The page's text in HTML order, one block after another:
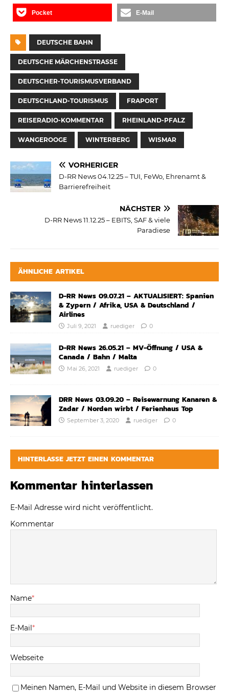
Pocket E-Mail
DEUTSCHE BAHN
DEUTSCHE MÄRCHENSTRASSE
DEUTSCHER-TOURISMUSVERBAND
DEUTSCHLAND-TOURISMUS FRAPORT
REISERADIO-KOMMENTAR RHEINLAND-PFALZ
WANGEROOGE WINTERBERG WISMAR
VORHERIGER
D-RR News 04.12.25 – TUI, FeWo, Ehrenamt &
Barrierefreiheit
NÄCHSTER
D-RR News 11.12.25 – EBITS, SAF & viele
Paradiese
ÄHNLICHE ARTIKEL
D-RR News 09.07.21 – AKTUALISIERT: Spanien
& Zypern / Afrika, USA & Deutschland /
Airlines
Juli 9, 2021 ruediger 0
D-RR News 26.05.21 – MV-Öffnung / USA &
Canada / Bahn / Malta
Mai 26, 2021 ruediger 0
DRR News 03.09.20 – Reisewarnung Kanaren &
Zadar / Norden wirbt / Ferienhaus Top
September 3, 2020 ruediger 0
HINTERLASSE JETZT EINEN KOMMENTAR
Kommentar hinterlassen
E-Mail Adresse wird nicht veröffentlicht.
Kommentar
Name*
E-Mail *
Webseite
Meinen Namen, E-Mail und Website in diesem Browser